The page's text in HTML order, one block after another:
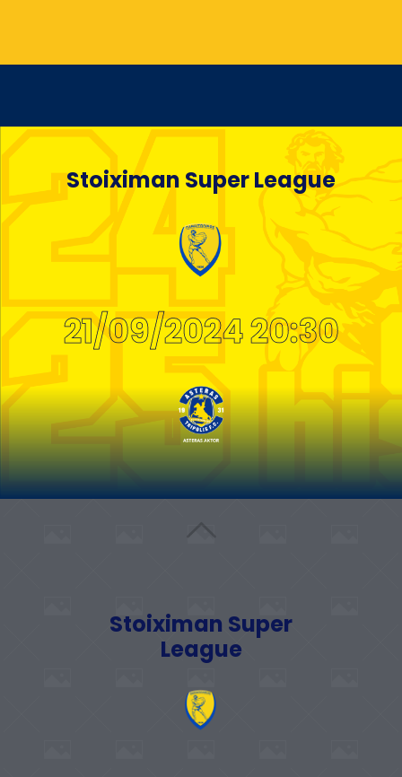
Stoiximan Super League
21/09/2024 20:30
Stoiximan Super
League